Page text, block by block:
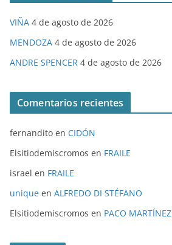
VIÑA 4 de agosto de 2026
MENDOZA 4 de agosto de 2026
ANDRE SPENCER 4 de agosto de 2026
Comentarios recientes
fernandito en CIDÓN
Elsitiodemiscromos en FRAILE
israel en FRAILE
unique en ALFREDO DI STÉFANO
Elsitiodemiscromos en PACO MARTÍNEZ